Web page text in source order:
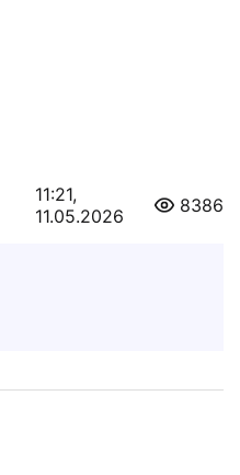
11:21,
11.05.2026
8386